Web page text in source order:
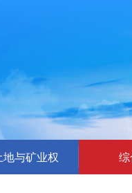
地与矿业权